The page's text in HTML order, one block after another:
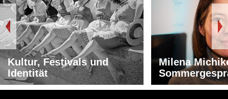
Kultur, Festivals und
Identität
Milena